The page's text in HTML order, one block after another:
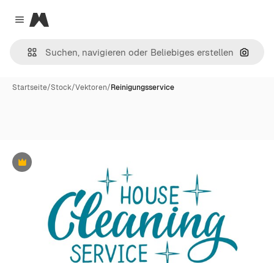
Close menu
Magnific
Nach
Startseite/Stock/Vektoren/Reinigungsservice
Premium